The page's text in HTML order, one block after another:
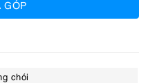
GÓP
chói